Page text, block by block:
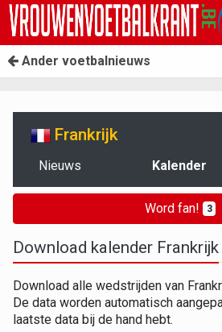
Ander voetbalnieuws
Frankrijk
Nieuws Kalender
Word fan! 3
Download kalender Frankrijk
Download alle wedstrijden van
De data worden automatisch
laatste data bij de hand hebt.